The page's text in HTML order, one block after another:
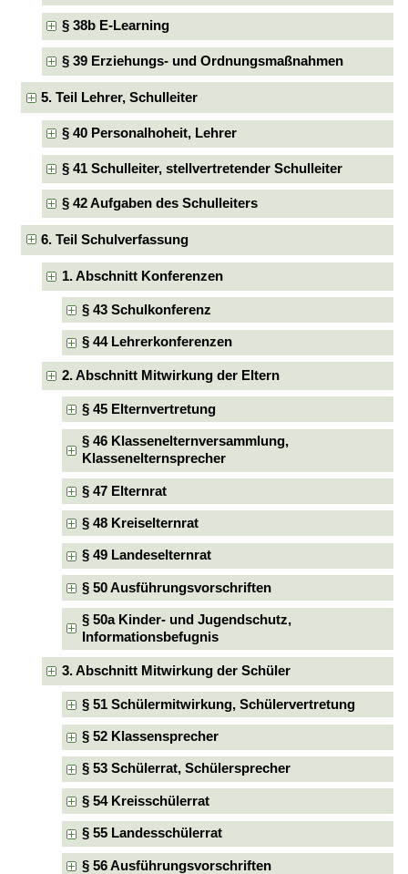
§ 38b E-Learning
§ 39 Erziehungs- und Ordnungsmaßnahmen
5. Teil Lehrer, Schulleiter
§ 40 Personalhoheit, Lehrer
§ 41 Schulleiter, stellvertretender Schulleiter
§ 42 Aufgaben des Schulleiters
6. Teil Schulverfassung
1. Abschnitt Konferenzen
§ 43 Schulkonferenz
§ 44 Lehrerkonferenzen
2. Abschnitt Mitwirkung der Eltern
§ 45 Elternvertretung
§ 46 Klassenelternversammlung,
Klassenelternsprecher
§ 47 Elternrat
§ 48 Kreiselternrat
§ 49 Landeselternrat
§ 50 Ausführungsvorschriften
§ 50a Kinder- und Jugendschutz,
Informationsbefugnis
3. Abschnitt Mitwirkung der Schüler
§ 51 Schülermitwirkung, Schülervertretung
§ 52 Klassensprecher
§ 53 Schülerrat, Schülersprecher
§ 54 Kreisschülerrat
§ 55 Landesschülerrat
§ 56 Ausführungsvorschriften